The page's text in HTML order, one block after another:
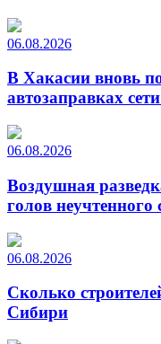
06.08.2026
В Хакасии вновь
автозаправках
06.08.2026
Воздушная
голов неучтенного
06.08.2026
Сколько
Сибири